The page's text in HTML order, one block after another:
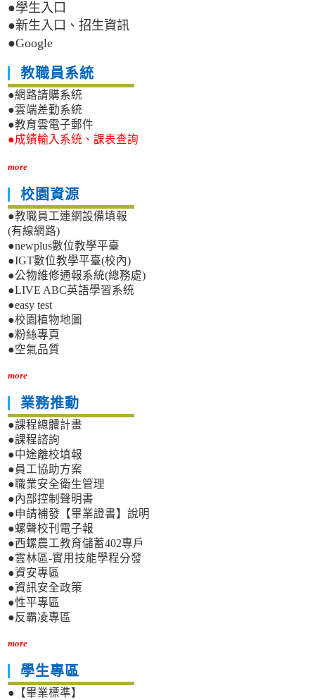
●學生入口
●新生入口、招生資訊
●Google
教職員系統
●網路請購系統
●雲端差勤系統
●教育雲電子郵件
●成績輸入系統、課表查詢
more
校園資源
●教職員工連網設備填報
(有線網路)
●newplus數位教學平臺
●IGT數位教學平臺(校內)
●公物維修通報系統(總務處)
●LIVE ABC英語學習系統
●easy test
●校園植物地圖
●粉絲專頁
●空氣品質
more
業務推動
●課程總體計畫
●課程諮詢
●中途離校填報
●員工協助方案
●職業安全衛生管理
●內部控制聲明書
●申請補發【畢業證書】說明
●螺聲校刊電子報
●西螺農工教育儲蓄402專戶
●雲林區-實用技能學程分發
●資安專區
●資訊安全政策
●性平專區
●反霸凌專區
more
學生專區
●【畢業標準】